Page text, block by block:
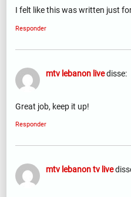
I felt like this was written just
Responder
mtv lebanon livedisse:
Great job, keep it up!
Responder
mtv lebanon tv live